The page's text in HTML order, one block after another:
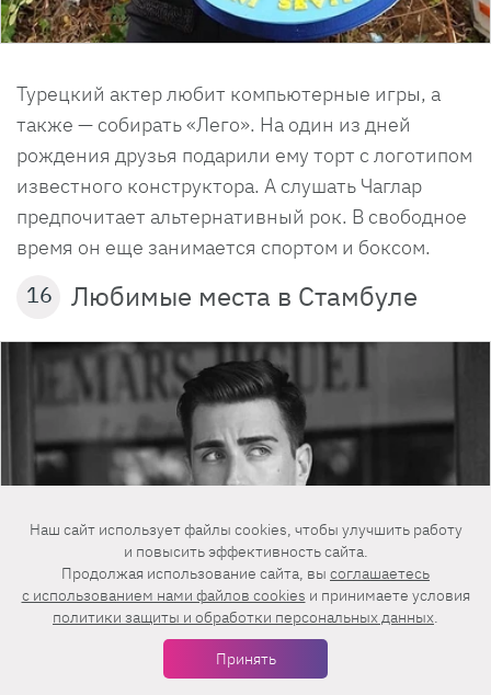
Турецкий актер любит компьютерные игры, а
также — собирать «Лего». На один из дней
рождения друзья подарили ему торт с логотипом
известного конструктора. А слушать Чаглар
предпочитает альтернативный рок. В свободное
время он еще занимается спортом и боксом.
16 Любимые места в Стамбуле
Наш сайт использует файлы cookies, чтобы улучшить работу
и повысить эффективность сайта.
Продолжая использование сайта, вы соглашаетесь
c использованием нами файлов cookies и принимаете условия
политики защиты и обработки персональных данных.
Принять